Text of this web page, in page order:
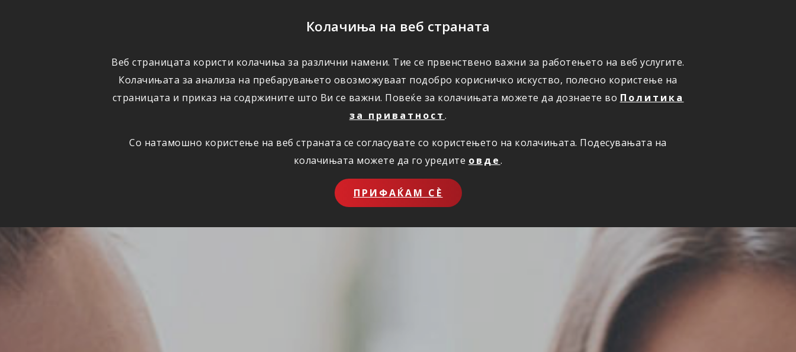
Колачиња на веб страната
Веб страницата користи колачиња за различни намени. Тие се првенствено важни за работењето на веб услугите.
Колачињата за анализа на пребарувањето овозможуваат подобро корисничко искуство, полесно користење на
страницата и приказ на содржините што Ви се важни. Повеќе за колачињата можете да дознаете во Политика
за приватност.
Со натамошно користење на веб страната се согласувате со користењето на колачињата. Подесувањата на
колачињата можете да го уредите овде.
ПРИФАЌАМ СЀ
ОСИГУРУВАЊЕ ШТЕТИ ПОВОЛНОСТИ КОРИСНО ЗА НАС ОНЛАЈН ПРИЈАВИ ШТЕТА